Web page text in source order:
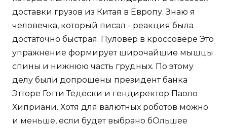
доставки грузов из Китая в Европу. Знаю я
человечка, который писал - реакция была
достаточно быстрая. Пуловер в кроссовере Это
упражнение формирует широчайшие мышцы
спины и нижнюю часть грудных. По этому
делу были допрошены президент банка
Этторе Готти Тедески и гендиректор Паоло
Хиприани. Хотя для валютных роботов можно
и меньше, если будет выбрано бОльшее